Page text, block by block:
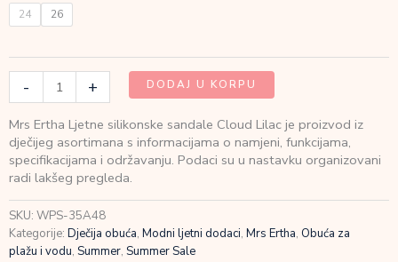
24 26
-
silikonske
sandale
Cloud
Lilac
količina
+ DODAJ U KORPU
Mrs Ertha Ljetne silikonske sandale Cloud Lilac je proizvod iz
dječijeg asortimana s informacijama o namjeni, funkcijama,
specifikacijama i održavanju. Podaci su u nastavku organizovani
radi lakšeg pregleda.
SKU: WPS-35A48
Kategorije: Dječija obuća, Modni ljetni dodaci, Mrs Ertha, Obuća za
plažu i vodu, Summer, Summer Sale